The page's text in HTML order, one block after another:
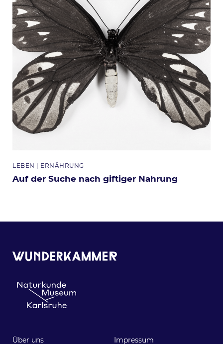
Themen
LEBEN ERNÄHRUNG
Auf der Suche nach giftiger Nahrung
Über uns
Impressum